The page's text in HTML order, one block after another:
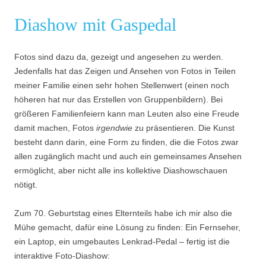
Diashow mit Gaspedal
Fotos sind dazu da, gezeigt und angesehen zu werden.
Jedenfalls hat das Zeigen und Ansehen von Fotos in Teilen
meiner Familie einen sehr hohen Stellenwert (einen noch
höheren hat nur das Erstellen von Gruppenbildern). Bei
größeren Familienfeiern kann man Leuten also eine Freude
damit machen, Fotos irgendwie zu präsentieren. Die Kunst
besteht dann darin, eine Form zu finden, die die Fotos zwar
allen zugänglich macht und auch ein gemeinsames Ansehen
ermöglicht, aber nicht alle ins kollektive Diashowschauen
nötigt.
Zum 70. Geburtstag eines Elternteils habe ich mir also die
Mühe gemacht, dafür eine Lösung zu finden: Ein Fernseher,
ein Laptop, ein umgebautes Lenkrad-Pedal – fertig ist die
interaktive Foto-Diashow: